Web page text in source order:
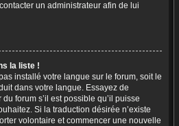
un administrateur afin de lui
la liste !
installé votre langue sur le forum, soit le
dans votre langue. Essayez de
forum s’il est possible qu’il puisse
Si la traduction désirée n’existe
volontaire et commencer une nouvelle